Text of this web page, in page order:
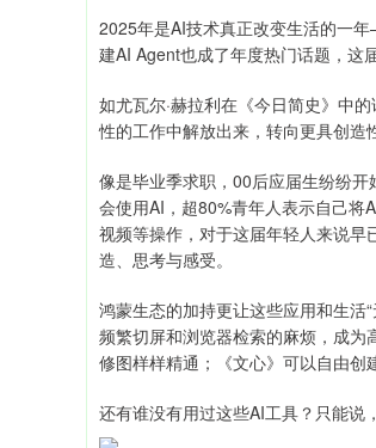
2025年是AI技术真正改变生活的一
建AI Agent也成了年度热门话题，这
如尤瓦尔·赫拉利在《今日简史》中
性的工作中解放出来，转向更具创造
像是毕业季求职，00后应届生纷纷
会使用AI，超80%青年人表示自己将
视频等操作，对于这届年轻人来说
造、思考与感受。
鸿蒙生态的加持更让这些应用和生活
频繁切屏和浏览器检索的麻烦，成
修图样样精通；《文心》可以自由
还有谁没有用过这些AI工具？只能说